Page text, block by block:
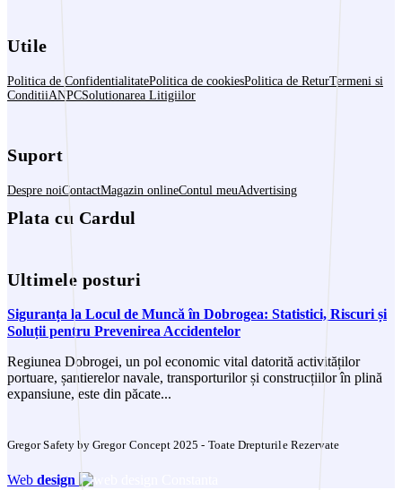
Utile
Politica de ConfidentialitatePolitica de cookiesPolitica de ReturTermeni si
ConditiiANPCSolutionarea Litigiilor
Suport
Despre noiContactMagazin onlineContul meuAdvertising
Plata cu Cardul
Ultimele posturi
Siguranța la Locul de Muncă în Dobrogea: Statistici, Riscuri și
Soluții pentru Prevenirea Accidentelor
Regiunea Dobrogei, un pol economic vital datorită activităților
portuare, șantierelor navale, transporturilor și construcțiilor în plină
expansiune, este din păcate...
Gregor Safety by Gregor Concept 2025 - Toate Drepturile Rezervate
Web design